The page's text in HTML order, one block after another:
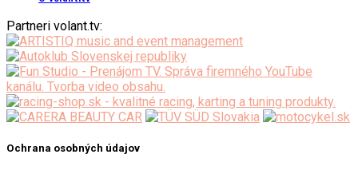
Partneri volant.tv:
Ochrana osobných údajov